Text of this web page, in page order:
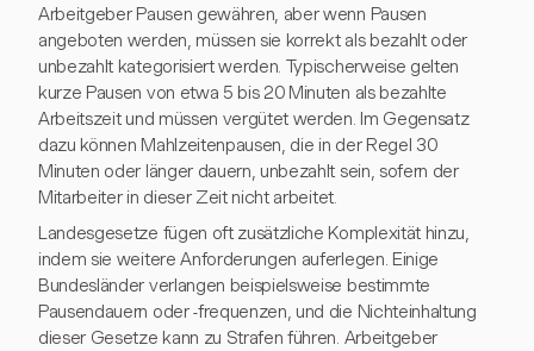
Arbeitgeber Pausen gewähren, aber wenn Pausen
angeboten werden, müssen sie korrekt als bezahlt oder
unbezahlt kategorisiert werden. Typischerweise gelten
kurze Pausen von etwa 5 bis 20 Minuten als bezahlte
Arbeitszeit und müssen vergütet werden. Im Gegensatz
dazu können Mahlzeitenpausen, die in der Regel 30
Minuten oder länger dauern, unbezahlt sein, sofern der
Mitarbeiter in dieser Zeit nicht arbeitet.
Landesgesetze fügen oft zusätzliche Komplexität hinzu,
indem sie weitere Anforderungen auferlegen. Einige
Bundesländer verlangen beispielsweise bestimmte
Pausendauern oder -frequenzen, und die Nichteinhaltung
dieser Gesetze kann zu Strafen führen. Arbeitgeber